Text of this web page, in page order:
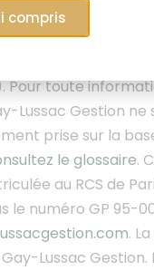
des différents
Pour toute
Lussac Gestion
prise sur la
le glossaire.
au RCS de
le numéro GP 95-
.
Lussac Gestion.
compris